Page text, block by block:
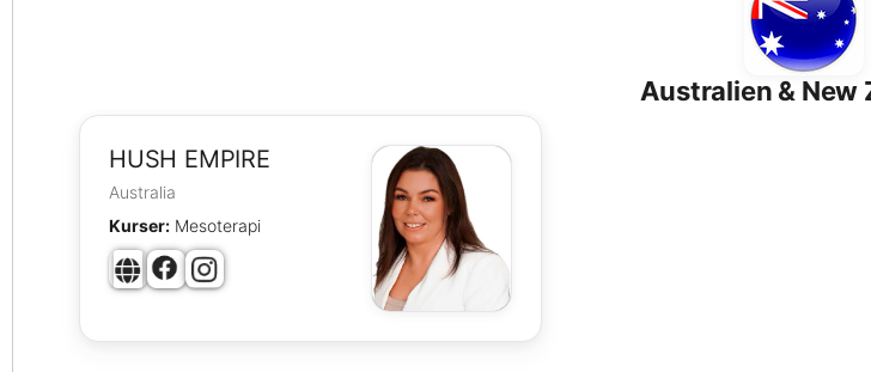
Australien & New
HUSH EMPIRE
Australia
Kurser: Mesoterapi